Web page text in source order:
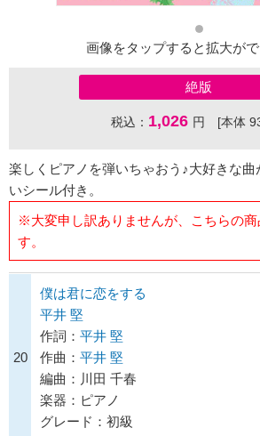
画像をタップすると拡大がで
絶版
税込： 1,026 円 [本体
楽しくピアノを弾いちゃおう♪大好きな
いシール付き。
※大変申し訳ありませんが、こちらの商
す。
20
僕は君に恋をする
平井 堅
作詞： 平井 堅
作曲： 平井 堅
編曲：川田 千春
楽器：ピアノ
グレード：初級